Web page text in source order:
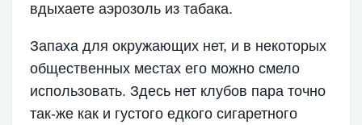
вдыхаете аэрозоль из табака.
Запаха для окружающих нет, и в некоторых
общественных местах его можно смело
использовать. Здесь нет клубов пара точно
так-же как и густого едкого сигаретного